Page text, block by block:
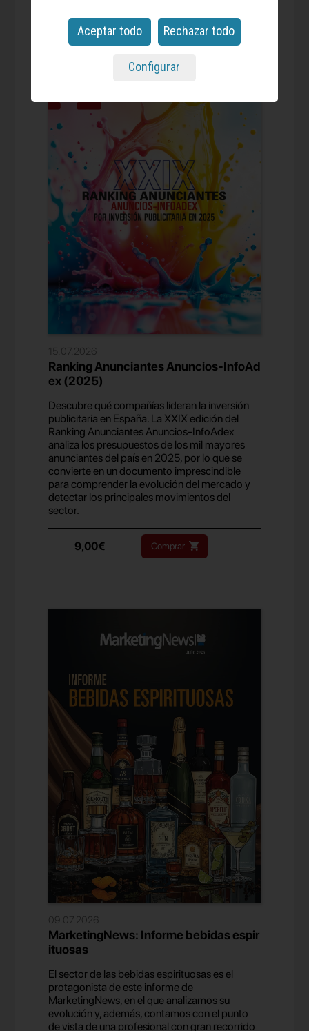
15.07.2026
Ranking Anunciantes Anuncios-InfoAd
ex (2025)
Descubre qué compañías lideran la inversión
publicitaria en España. La XXIX edición del
Ranking Anunciantes Anuncios-InfoAdex
analiza los presupuestos de los mil mayores
anunciantes del país en 2025, por lo que se
convierte en un documento imprescindible
para comprender la evolución del mercado y
detectar los principales movimientos del
sector.
9,00€ Comprar
09.07.2026
MarketingNews: Informe bebidas espir
ituosas
El sector de las bebidas espirituosas es el
protagonista de este informe de
MarketingNews, en el que analizamos su
evolución y, además, contamos con el punto
de vista de una profesional con gran recorrido
Aceptar todo Rechazar todo
Configurar